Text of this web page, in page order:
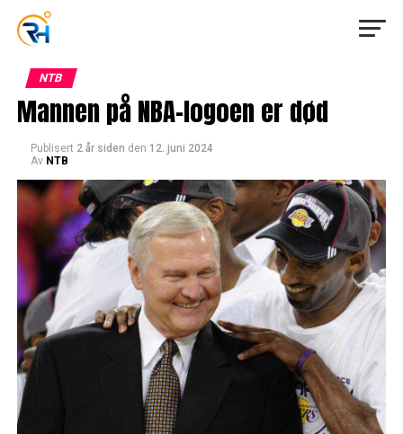
NTB
Mannen på NBA-logoen er død
Publisert 2 år siden den 12. juni 2024
Av NTB